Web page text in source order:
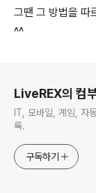
그땐 그 방법을 따
^^
LiveREX의 컴
IT, 모바일, 게임, 자
록.
구독하기